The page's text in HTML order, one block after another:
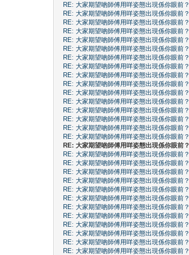
RE: 大家期望啲師傅用咩姿態出現係你眼前？
RE: 大家期望啲師傅用咩姿態出現係你眼前？
RE: 大家期望啲師傅用咩姿態出現係你眼前？
RE: 大家期望啲師傅用咩姿態出現係你眼前？
RE: 大家期望啲師傅用咩姿態出現係你眼前？
RE: 大家期望啲師傅用咩姿態出現係你眼前？
RE: 大家期望啲師傅用咩姿態出現係你眼前？
RE: 大家期望啲師傅用咩姿態出現係你眼前？
RE: 大家期望啲師傅用咩姿態出現係你眼前？
RE: 大家期望啲師傅用咩姿態出現係你眼前？
RE: 大家期望啲師傅用咩姿態出現係你眼前？
RE: 大家期望啲師傅用咩姿態出現係你眼前？
RE: 大家期望啲師傅用咩姿態出現係你眼前？
RE: 大家期望啲師傅用咩姿態出現係你眼前？
RE: 大家期望啲師傅用咩姿態出現係你眼前？
RE: 大家期望啲師傅用咩姿態出現係你眼前？
RE: 大家期望啲師傅用咩姿態出現係你眼前？
RE: 大家期望啲師傅用咩姿態出現係你眼前？
RE: 大家期望啲師傅用咩姿態出現係你眼前？
RE: 大家期望啲師傅用咩姿態出現係你眼前？
RE: 大家期望啲師傅用咩姿態出現係你眼前？
RE: 大家期望啲師傅用咩姿態出現係你眼前？
RE: 大家期望啲師傅用咩姿態出現係你眼前？
RE: 大家期望啲師傅用咩姿態出現係你眼前？
RE: 大家期望啲師傅用咩姿態出現係你眼前？
RE: 大家期望啲師傅用咩姿態出現係你眼前？
RE: 大家期望啲師傅用咩姿態出現係你眼前？
RE: 大家期望啲師傅用咩姿態出現係你眼前？
RE: 大家期望啲師傅用咩姿態出現係你眼前？